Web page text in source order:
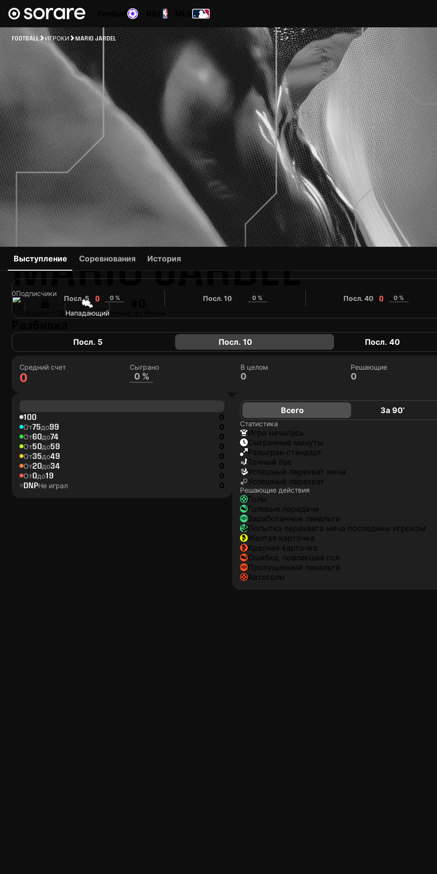
FOOTBALL ИГРОКИ MARIO JARDEL
MARIO JARDEL
0Подписчики
PRT Нападающий
Выступление Соревнования История
Посл. 5 0 0 % Посл. 10 0 % Посл. 40 0 0 %
Посл. 5 Посл. 10 Посл. 40
Средний счет
0
Сыграно
0 %
В целом
0
Решающие
0
100 0
От75до99 0
От60до74 0
От50до59 0
От35до49 0
От20до34 0
От0до19 0
DNPНе играл 0
Всего За 90’
Статистика
игра началась
сыгранные минуты
разыгран стандарт
точный пас
успешный перехват мяча
успешный перехват
Решающие действия
голы
голевые передачи
заработанные пенальти
попытка перехвата мяча последним игроком
желтая карточка
красная карточка
ошибка, повлекшая гол
пропущенный пенальти
автоголы